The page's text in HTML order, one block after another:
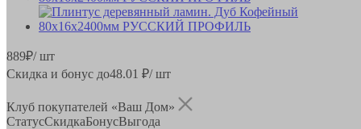
889₽/ шт
Скидка и бонус до48.01 ₽/ шт
Клуб покупателей «Ваш Дом»
СтатусСкидкаБонусВыгода